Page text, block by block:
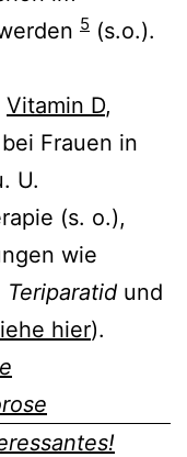
5 (s.o.).
Vitamin D,
Frauen in
U.
(s. o.),
wie
und
hier).